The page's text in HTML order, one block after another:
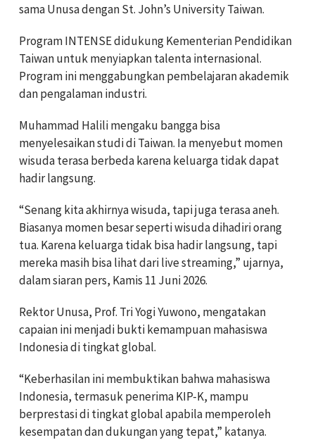
sama Unusa dengan St. John’s University Taiwan.
Program INTENSE didukung Kementerian Pendidikan
Taiwan untuk menyiapkan talenta internasional.
Program ini menggabungkan pembelajaran akademik
dan pengalaman industri.
Muhammad Halili mengaku bangga bisa
menyelesaikan studi di Taiwan. Ia menyebut momen
wisuda terasa berbeda karena keluarga tidak dapat
hadir langsung.
“Senang kita akhirnya wisuda, tapi juga terasa aneh.
Biasanya momen besar seperti wisuda dihadiri orang
tua. Karena keluarga tidak bisa hadir langsung, tapi
mereka masih bisa lihat dari live streaming,” ujarnya,
dalam siaran pers, Kamis 11 Juni 2026.
Rektor Unusa, Prof. Tri Yogi Yuwono, mengatakan
capaian ini menjadi bukti kemampuan mahasiswa
Indonesia di tingkat global.
“Keberhasilan ini membuktikan bahwa mahasiswa
Indonesia, termasuk penerima KIP-K, mampu
berprestasi di tingkat global apabila memperoleh
kesempatan dan dukungan yang tepat,” katanya.